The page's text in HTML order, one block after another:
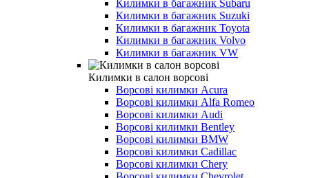
Килимки в багажник Subaru
Килимки в багажник Suzuki
Килимки в багажник Toyota
Килимки в багажник Volvo
Килимки в багажник VW
Килимки в салон ворсові
Ворсові килимки Acura
Ворсові килимки Alfa Romeo
Ворсові килимки Audi
Ворсові килимки Bentley
Ворсові килимки BMW
Ворсові килимки Cadillac
Ворсові килимки Chery